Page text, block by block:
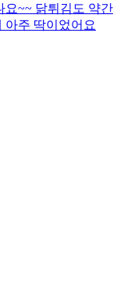
요~~ 닭튀김도 약간
아주 딱이었어요